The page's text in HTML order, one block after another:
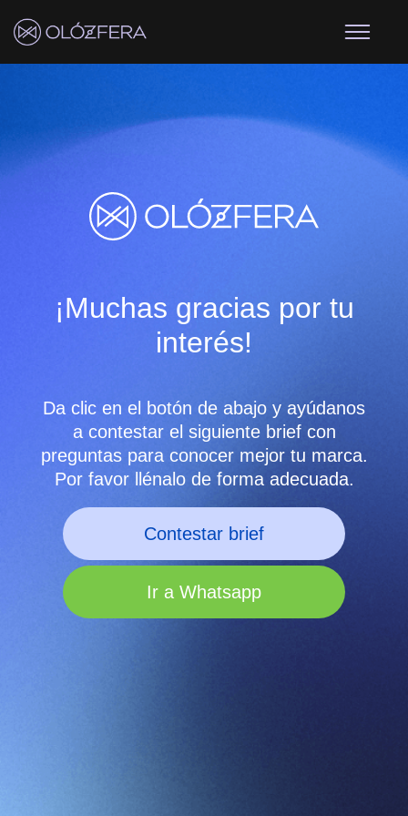
¡Muchas gracias por tu
interés!
Da clic en el botón de abajo y ayúdanos
a contestar el siguiente brief con
preguntas para conocer mejor tu marca.
Por favor llénalo de forma adecuada.
Contestar brief
Ir a Whatsapp